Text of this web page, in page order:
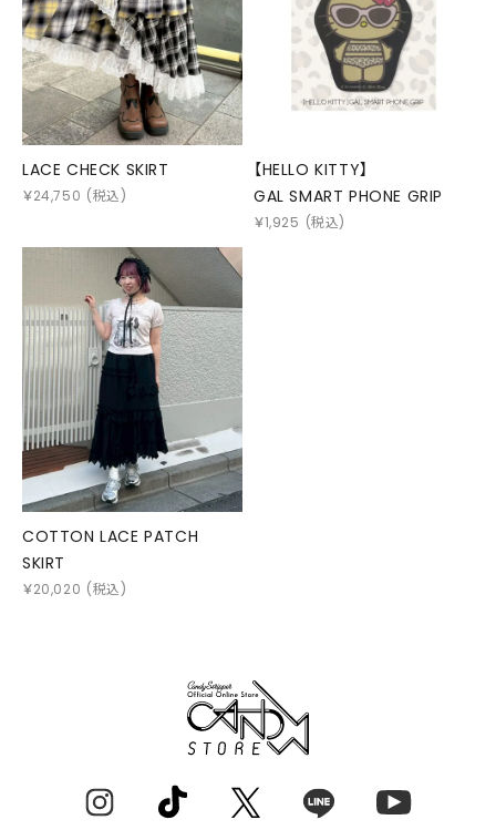
LACE CHECK SKIRT
￥24,750 (税込)
【HELLO KITTY】
GAL SMART PHONE GRIP
￥1,925 (税込)
COTTON LACE PATCH
SKIRT
￥20,020 (税込)